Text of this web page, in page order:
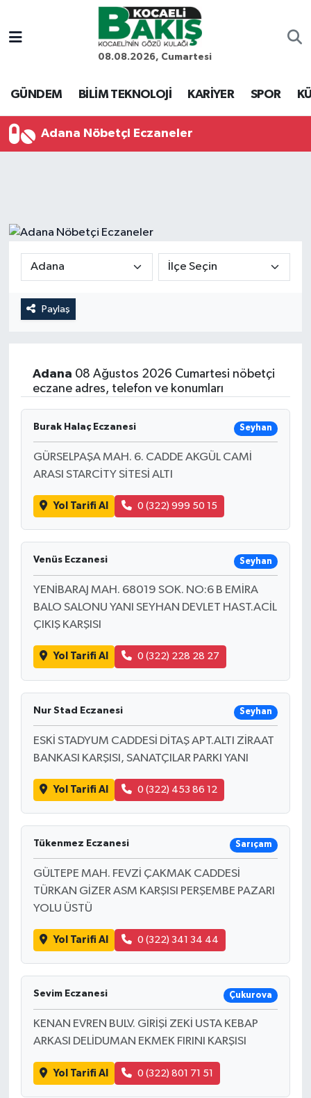
08.08.2026, Cumartesi
GÜNDEM BİLİM TEKNOLOJİ KARİYER SPOR
Adana Nöbetçi Eczaneler
Paylaş
Adana 08 Ağustos 2026 Cumartesi nöbetçi
eczane adres, telefon ve konumları
Burak Halaç Eczanesi Seyhan
GÜRSELPAŞA MAH. 6. CADDE AKGÜL CAMİ
ARASI STARCİTY SİTESİ ALTI
Yol Tarifi Al 0 (322) 999 50 15
Venüs Eczanesi Seyhan
YENİBARAJ MAH. 68019 SOK. NO:6 B EMİRA
BALO SALONU YANI SEYHAN DEVLET HAST.ACİL
ÇIKIŞ KARŞISI
Yol Tarifi Al 0 (322) 228 28 27
Nur Stad Eczanesi Seyhan
ESKİ STADYUM CADDESİ DİTAŞ APT.ALTI ZİRAAT
BANKASI KARŞISI, SANATÇILAR PARKI YANI
Yol Tarifi Al 0 (322) 453 86 12
Tükenmez Eczanesi Sarıçam
GÜLTEPE MAH. FEVZİ ÇAKMAK CADDESİ
TÜRKAN GİZER ASM KARŞISI PERŞEMBE PAZARI
YOLU ÜSTÜ
Yol Tarifi Al 0 (322) 341 34 44
Sevim Eczanesi Çukurova
KENAN EVREN BULV. GİRİŞİ ZEKİ USTA KEBAP
ARKASI DELİDUMAN EKMEK FIRINI KARŞISI
Yol Tarifi Al 0 (322) 801 71 51
Kocaeli Nöbetçi Eczaneler
Kocaeli Hava Durumu
Son Dakika Haberleri
Haber Arşivi